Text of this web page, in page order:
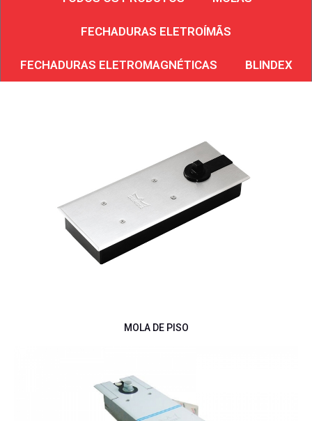
FECHADURAS ELETROÍMÃS
FECHADURAS ELETROMAGNÉTICAS BLINDEX
MOLA DE PISO